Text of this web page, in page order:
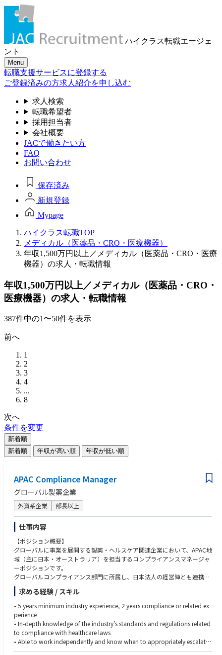
ハイクラス転職エージェ
ント
Menu
転職支援サービスに登録する
ご登録済みの方求人紹介を申し込む
求人検索
転職希望者
採用担当者
会社概要
JACで働きたい方
FAQ
お問い合わせ
保存済み
新規登録
Mypage
ハイクラス転職TOP
メディカル（医薬品・CRO・医療機器）
年収1,500万円以上／メディカル（医薬品・CRO・医療
機器）の求人・転職情報
年収1,500万円以上／メディカル（医薬品・CRO・
医療機器）の求人・転職情報
387件中の1〜50件を表示
前へ
1
2
3
4
...
8
次へ
条件を変更
新着順
新着順
年収が高い順 年収が低い順
APAC Compliance Manager
グローバル製薬企業
外資系企業 部長以上
仕事内容
【ポジション概要】
グローバルに事業を展開する製薬・ヘルスケア関連企業において、APAC地
域（主に日本・オーストラリア）を担当するコンプライアンスマネージャ
ーポジションです。
グローバルコンプライアンス部門に所属し、日本法人の経営陣とも連携し
ながら、APAC地域におけるコンプライアンスプログラムの運営・推進を
担当いただきます。日常的なビジネス支援に加え、医療従事者（HCP）対
応に関する審査・承認、ポリシー整備、教育研修、内部調査、リスク評価
およびモニタリング活動など、幅広い業務を担います。
営業、メディカル、法務、薬事、内部監査などの関連部署や海外チームと
連携しながら、コンプライアンス体制の強化と企業倫理文化の浸透を推進
していただくポジションです。
求める経験 / スキル
• 5 years minimum industry experience, 2 years compliance or related ex
perience
• In-depth knowledge of the industry’s standards and regulations related
to compliance with healthcare laws
• Able to work independently and know when to appropriately escalate
an issue for resolution